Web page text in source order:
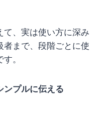
て、実は使い方に深み
者まで、段階ごとに使
。
ンプルに伝える